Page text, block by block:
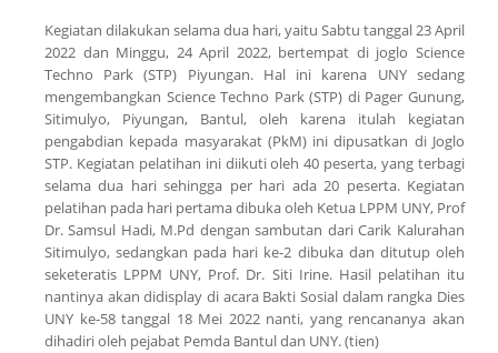
Kegiatan dilakukan selama dua hari, yaitu Sabtu tanggal 23 April
2022 dan Minggu, 24 April 2022, bertempat di joglo Science
Techno Park (STP) Piyungan. Hal ini karena UNY sedang
mengembangkan Science Techno Park(STP) di Pager Gunung,
Sitimulyo, Piyungan, Bantul, oleh karena itulah kegiatan
pengabdian kepada masyarakat (PkM) ini dipusatkan di Joglo
STP. Kegiatan pelatihan ini diikuti oleh 40 peserta, yang terbagi
selama dua hari sehingga per hari ada 20 peserta. Kegiatan
pelatihan pada hari pertama dibuka oleh Ketua LPPM UNY, Prof
Dr. Samsul Hadi, M.Pd dengan sambutan dari Carik Kalurahan
Sitimulyo, sedangkan pada hari ke-2 dibuka dan ditutup oleh
seketeratis LPPM UNY, Prof. Dr. Siti Irine. Hasil pelatihan itu
nantinya akan didisplay di acara Bakti Sosial dalam rangka Dies
UNY ke-58 tanggal 18 Mei 2022 nanti, yang rencananya akan
dihadiri oleh pejabat Pemda Bantul dan UNY. (tien)